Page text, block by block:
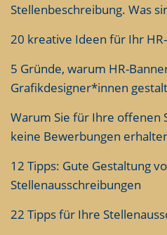
Stellenbeschreibung. Was
20 kreative Ideen für Ihr
5 Gründe, warum HR-
Grafikdesigner*innen
Warum Sie für Ihre offenen
keine Bewerbungen
12 Tipps: Gute Gestaltung
Stellenausschreibungen
22 Tipps für Ihre